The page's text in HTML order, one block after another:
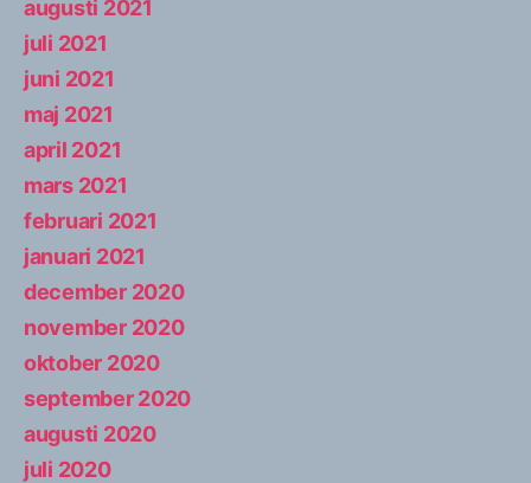
augusti 2021
juli 2021
juni 2021
maj 2021
april 2021
mars 2021
februari 2021
januari 2021
december 2020
november 2020
oktober 2020
september 2020
augusti 2020
juli 2020